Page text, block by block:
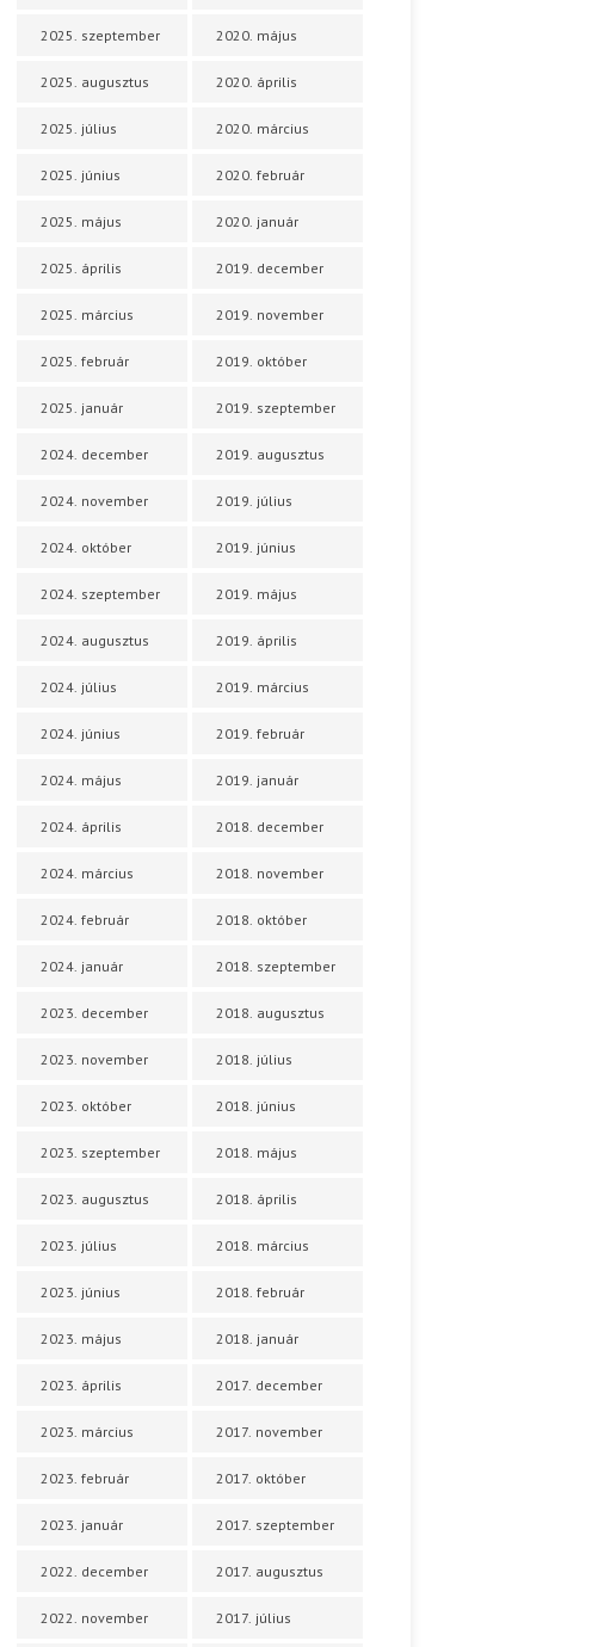
2025. szeptember
2025. augusztus
2025. július
2025. június
2025. május
2025. április
2025. március
2025. február
2025. január
2024. december
2024. november
2024. október
2024. szeptember
2024. augusztus
2024. július
2024. június
2024. május
2024. április
2024. március
2024. február
2024. január
2023. december
2023. november
2023. október
2023. szeptember
2023. augusztus
2023. július
2023. június
2023. május
2023. április
2023. március
2023. február
2023. január
2022. december
2022. november
2020. május
2020. április
2020. március
2020. február
2020. január
2019. december
2019. november
2019. október
2019. szeptember
2019. augusztus
2019. július
2019. június
2019. május
2019. április
2019. március
2019. február
2019. január
2018. december
2018. november
2018. október
2018. szeptember
2018. augusztus
2018. július
2018. június
2018. május
2018. április
2018. március
2018. február
2018. január
2017. december
2017. november
2017. október
2017. szeptember
2017. augusztus
2017. július